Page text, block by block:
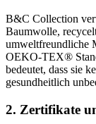
B&C Collection
Baumwolle,
umweltfreundliche
OEKO-TEX®
bedeutet, dass sie
gesundheitlich
2. Zertifikate